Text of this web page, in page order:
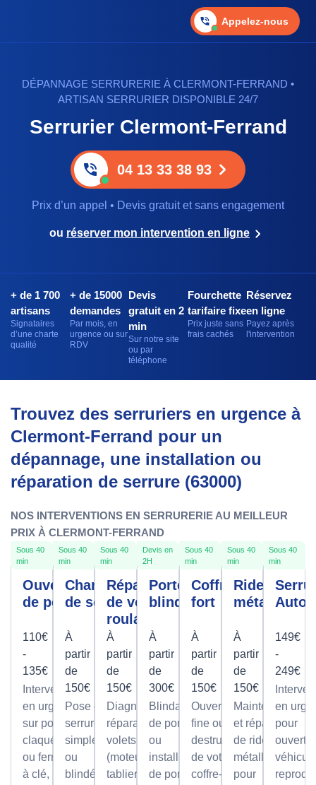
Appelez-nous
DÉPANNAGE SERRURERIE À CLERMONT-FERRAND •
ARTISAN SERRURIER DISPONIBLE 24/7
Serrurier Clermont-Ferrand
04 13 33 38 93
Prix d’un appel • Devis gratuit et sans engagement
ou réserver mon intervention en ligne
+ de 1 700
artisans
Signataires
d’une charte
qualité
+ de 15000
demandes
Par mois, en
urgence ou sur
RDV
Devis
gratuit en 2
min
Sur notre site
ou par
téléphone
Fourchette
tarifaire fixe
Prix juste sans
frais cachés
Réservez
en ligne
Payez après
l'intervention
Trouvez des serruriers en urgence à
Clermont-Ferrand pour un
dépannage, une installation ou
réparation de serrure (63000)
NOS INTERVENTIONS EN SERRURERIE AU MEILLEUR
PRIX À CLERMONT-FERRAND
Sous 40
min
Ouverture
de porte
110€
-
135€
Intervention
en urgence
sur portes
claquées
ou fermées
à clé,
Sous 40
min
Changement
de serrure
À
partir
de
150€
Pose de
serrures,
simples
ou
blindée
Sous 40
min
Réparation
de volet
roulant
À
partir
de
150€
Diagnostic et
réparation de
volets roulants
(moteur ou
tablier) pour un
Devis en
2H
Porte
blindée
À
partir
de
300€
Blindage
de porte
ou
installation
de portes
Sous 40
min
Coffre
fort
À
partir
de
150€
Ouverture
fine ou par
destruction
de votre
coffre-fort
Sous 40
min
Rideau
métallique
À
partir
de
150€
Maintenance
et réparation
de rideaux
métalliques
pour
Sous 40
min
149€
-
249€
en
pour